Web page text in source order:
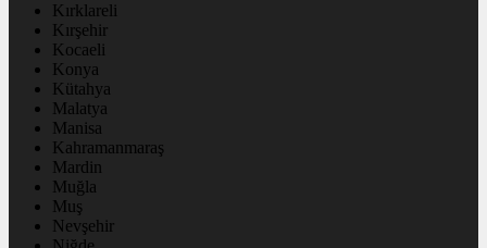
Kırklareli
Kırşehir
Kocaeli
Konya
Kütahya
Malatya
Manisa
Kahramanmaraş
Mardin
Muğla
Muş
Nevşehir